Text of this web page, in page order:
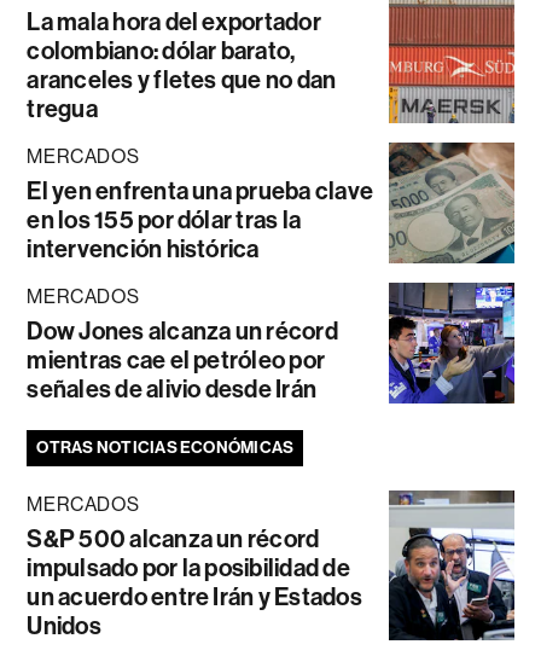
La mala hora del exportador
colombiano: dólar barato,
aranceles y fletes que no dan
tregua
MERCADOS
El yen enfrenta una prueba clave
en los 155 por dólar tras la
intervención histórica
MERCADOS
Dow Jones alcanza un récord
mientras cae el petróleo por
señales de alivio desde Irán
OTRAS NOTICIAS ECONÓMICAS
MERCADOS
S&P 500 alcanza un récord
impulsado por la posibilidad de
un acuerdo entre Irán y Estados
Unidos